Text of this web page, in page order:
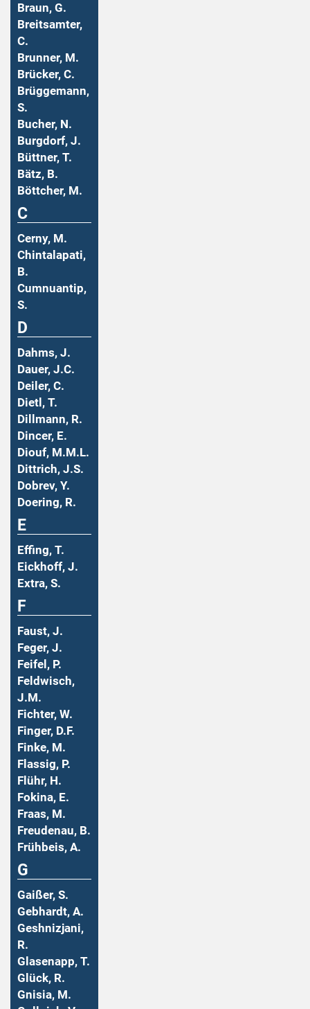
Braun, G.
Breitsamter,
C.
Brunner, M.
Brücker, C.
Brüggemann,
S.
Bucher, N.
Burgdorf, J.
Büttner, T.
Bätz, B.
Böttcher, M.
C
Cerny, M.
Chintalapati,
B.
Cumnuantip,
S.
D
Dahms, J.
Dauer, J.C.
Deiler, C.
Dietl, T.
Dillmann, R.
Dincer, E.
Diouf, M.M.L.
Dittrich, J.S.
Dobrev, Y.
Doering, R.
E
Effing, T.
Eickhoff, J.
Extra, S.
F
Faust, J.
Feger, J.
Feifel, P.
Feldwisch,
J.M.
Fichter, W.
Finger, D.F.
Finke, M.
Flassig, P.
Flühr, H.
Fokina, E.
Fraas, M.
Freudenau, B.
Frühbeis, A.
G
Gaißer, S.
Gebhardt, A.
Geshnizjani,
R.
Glasenapp, T.
Glück, R.
Gnisia, M.